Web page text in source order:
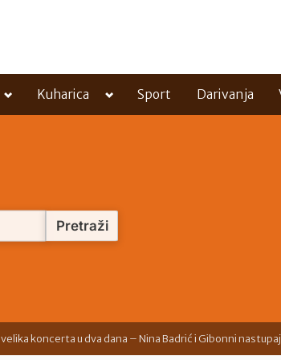
Toggle
menu
Kuharica
Toggle
menu
Sport Darivanja
velika koncerta u dva dana – Nina Badrić i Gibonni